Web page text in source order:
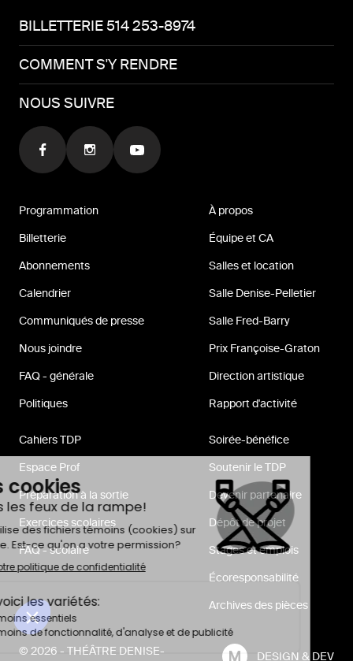
BILLETTERIE 514 253-8974
COMMENT S'Y RENDRE
NOUS SUIVRE
Programmation
Billetterie
Abonnements
Calendrier
Communiqués de presse
Nous joindre
FAQ - générale
Politiques
À propos
Équipe et CA
Salles et location
Salle Denise-Pelletier
Salle Fred-Barry
Prix Françoise-Graton
Direction artistique
Rapport d'activité
Cahiers TDP
Espace Prof
Préparation à la sortie
Exercices scolaires
FAQ - scolaire
Soirée-bénéfice
Soutenir le TDP
Devenir partenaire
Dépôt de projet
Stages et emplois
Écoresponsabilité
Archives des pièces
© 2026 - THÉÂTRE DENISE-
DESIGN & DEV